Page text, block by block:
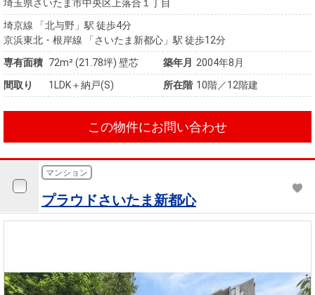
埼玉県さいたま市中央区上落合１丁目
埼京線 「北与野」駅 徒歩4分
京浜東北・根岸線 「さいたま新都心」駅 徒歩12分
専有面積 72m²(21.78坪) 壁芯 築年月 2004年8月
間取り
1LDK＋納戸(S) 所在階 10階／12階建
この物件にお問い合わせ
マンション
プラウドさいたま新都心